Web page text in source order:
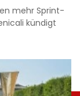
mehr Sprint-
kündigt